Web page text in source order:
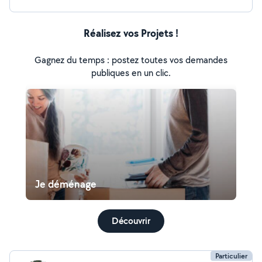
Réalisez vos Projets !
Gagnez du temps : postez toutes vos demandes
publiques en un clic.
Je déménage
Découvrir
Particulier